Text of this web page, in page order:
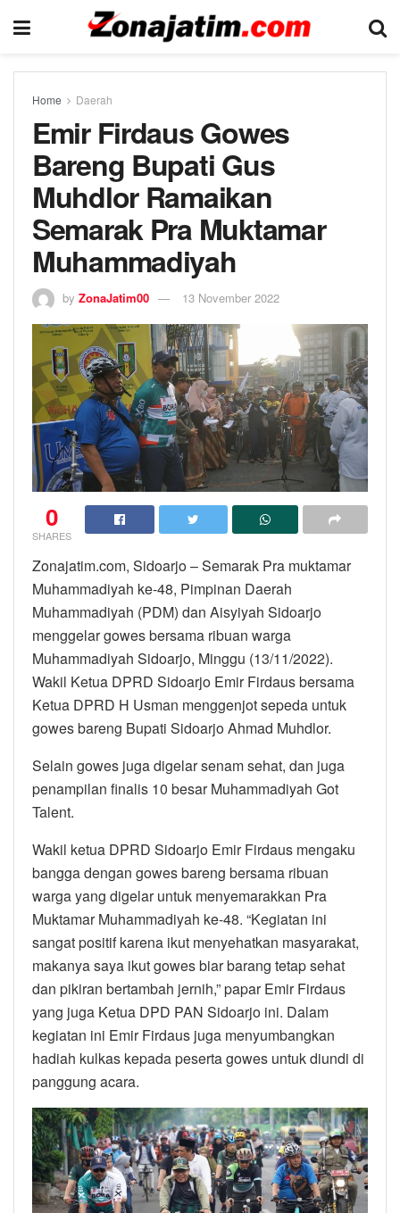
Home Daerah
Emir Firdaus Gowes
Bareng Bupati Gus
Muhdlor Ramaikan
Semarak Pra Muktamar
Muhammadiyah
by ZonaJatim00 13 November 2022
0
SHARES
Zonajatim.com, Sidoarjo – Semarak Pra muktamar
Muhammadiyah ke-48, Pimpinan Daerah
Muhammadiyah (PDM) dan Aisyiyah Sidoarjo
menggelar gowes bersama ribuan warga
Muhammadiyah Sidoarjo, Minggu (13/11/2022).
Wakil Ketua DPRD Sidoarjo Emir Firdaus bersama
Ketua DPRD H Usman menggenjot sepeda untuk
gowes bareng Bupati Sidoarjo Ahmad Muhdlor.
Selain gowes juga digelar senam sehat, dan juga
penampilan finalis 10 besar Muhammadiyah Got
Talent.
Wakil ketua DPRD Sidoarjo Emir Firdaus mengaku
bangga dengan gowes bareng bersama ribuan
warga yang digelar untuk menyemarakkan Pra
Muktamar Muhammadiyah ke-48. “Kegiatan ini
sangat positif karena ikut menyehatkan masyarakat,
makanya saya ikut gowes biar barang tetap sehat
dan pikiran bertambah jernih,” papar Emir Firdaus
yang juga Ketua DPD PAN Sidoarjo ini. Dalam
kegiatan ini Emir Firdaus juga menyumbangkan
hadiah kulkas kepada peserta gowes untuk diundi di
panggung acara.